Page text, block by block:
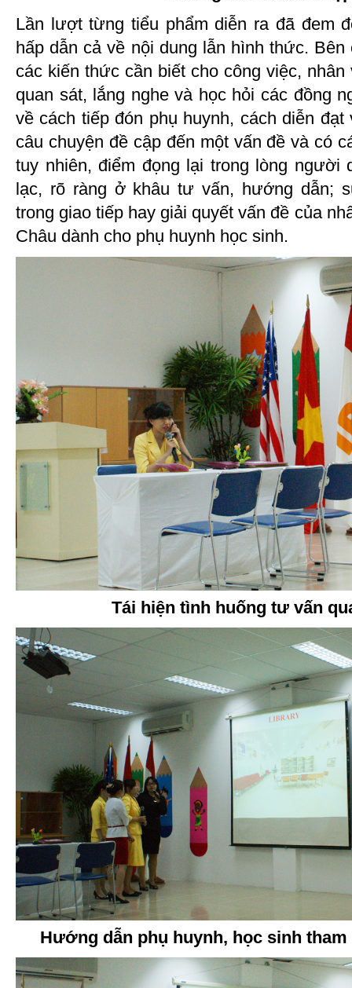
Lần lượt từng tiểu phẩm diễn ra đã đem
hấp dẫn cả về nội dung lẫn hình thức.
các kiến thức cần biết cho công việc,
quan sát, lắng nghe và học hỏi các đồng
về cách tiếp đón phụ huynh, cách diễn
câu chuyện đề cập đến một vấn đề và có
tuy nhiên, điểm đọng lại trong lòng người
lạc, rõ ràng ở khâu tư vấn, hướng dẫn;
trong giao tiếp hay giải quyết vấn đề của
Châu dành cho phụ huynh học sinh.
Tái hiện tình huống tư vấn
Hướng dẫn phụ huynh, học sinh